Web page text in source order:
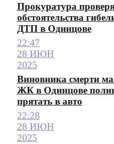
Прокуратура
обстоятельства
ДТП в Одинцове
22:47
28 ИЮН
2025
Виновника смерти
ЖК в Одинцове
прятать в авто
22:28
28 ИЮН
2025